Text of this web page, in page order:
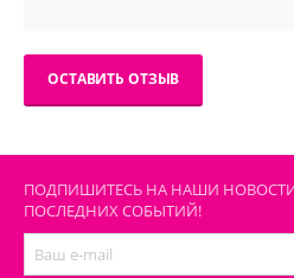
ОСТАВИТЬ ОТЗЫВ
ПОДПИШИТЕСЬ НА НАШИ НОВОСТИ
ПОСЛЕДНИХ СОБЫТИЙ!